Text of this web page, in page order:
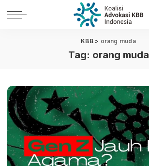
KBB> orang muda
Tag: orang muda